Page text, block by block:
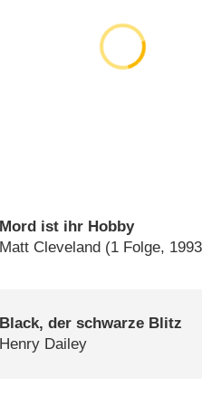
Mord ist ihr Hobby
Matt Cleveland (1 Folge,
Black, der schwarze Blitz
Henry Dailey